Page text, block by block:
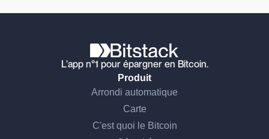
L'app n°1 pour épargner en Bitcoin.
Produit
Arrondi automatique
Carte
C'est quoi le Bitcoin